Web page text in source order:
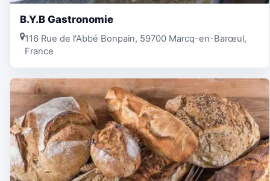
B.Y.B Gastronomie
116 Rue de l'Abbé Bonpain, 59700 Marcq-en-Barœul,
France